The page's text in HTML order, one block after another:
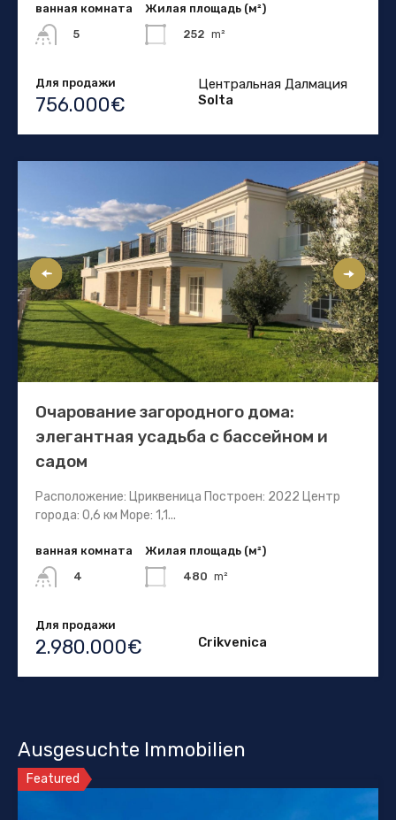
ванная комната
5
Жилая площадь (м²)
252 m²
Для продажи
756.000€
Центральная Далмация
Solta
Очарование загородного дома:
элегантная усадьба с бассейном и
садом
Расположение: Цриквеница Построен: 2022 Центр
города: 0,6 км Море: 1,1...
ванная комната
4
Жилая площадь (м²)
480 m²
Для продажи
2.980.000€ Crikvenica
Ausgesuchte Immobilien
Featured